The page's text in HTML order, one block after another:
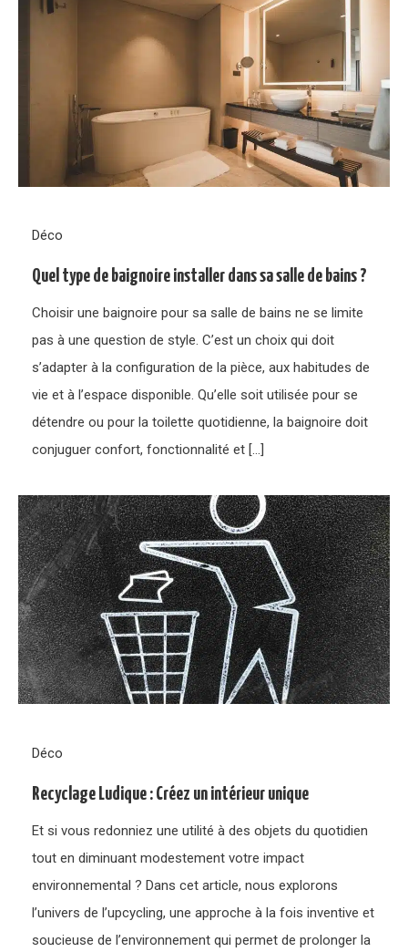
Déco
Quel type de baignoire installer dans sa salle de bains ?
Choisir une baignoire pour sa salle de bains ne se limite
pas à une question de style. C’est un choix qui doit
s’adapter à la configuration de la pièce, aux habitudes de
vie et à l’espace disponible. Qu’elle soit utilisée pour se
détendre ou pour la toilette quotidienne, la baignoire doit
conjuguer confort, fonctionnalité et […]
Déco
Recyclage Ludique : Créez un intérieur unique
Et si vous redonniez une utilité à des objets du quotidien
tout en diminuant modestement votre impact
environnemental ? Dans cet article, nous explorons
l’univers de l’upcycling, une approche à la fois inventive et
soucieuse de l’environnement qui permet de prolonger la